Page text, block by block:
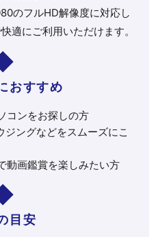
のフルHD解像度に対応し
適にご利用いただけます。
おすすめ
コンをお探しの方
ングなどをスムーズにこ
動画鑑賞を楽しみたい方
目安